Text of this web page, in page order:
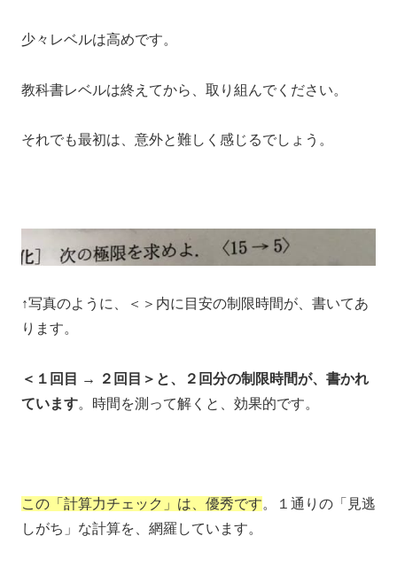
少々レベルは高めです。
教科書レベルは終えてから、取り組んでください。
それでも最初は、意外と難しく感じるでしょう。
↑写真のように、＜＞内に目安の制限時間が、書いてあ
ります。
＜１回目 → ２回目＞と、２回分の制限時間が、書かれ
ています。時間を測って解くと、効果的です。
この「計算力チェック」は、優秀です。１通りの「見逃
しがち」な計算を、網羅しています。